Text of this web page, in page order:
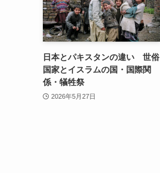
日本とパキスタンの違い 世俗
国家とイスラムの国・国際関
係・犠牲祭
2026年5月27日